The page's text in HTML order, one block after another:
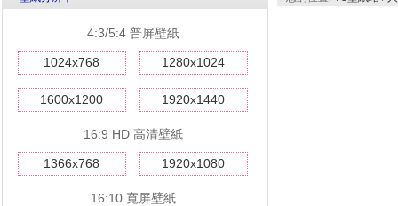
4:3/5:4 普屏壁紙
1024x768 1280x1024
1600x1200 1920x1440
16:9 HD 高清壁紙
1366x768 1920x1080
16:10 寬屏壁紙